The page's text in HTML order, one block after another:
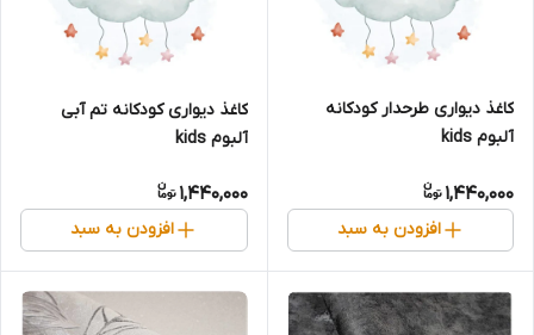
کاغذ دیواری طرحدار کودکانه
آلبوم kids
1,440,000
افزودن به سبد
کاغذ دیواری کودکانه تم آبی
آلبوم kids
1,440,000
افزودن به سبد